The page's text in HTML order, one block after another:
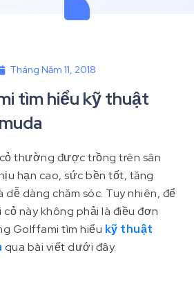
Tháng Năm 11, 2018
tìm hiểu kỹ thuật
thường được trồng trên sân
hạn cao, sức bền tốt, tăng
dàng chăm sóc. Tuy nhiên, để
này không phải là điều đơn
Golffami tìm hiểu kỹ thuật
qua bài viết dưới đây.